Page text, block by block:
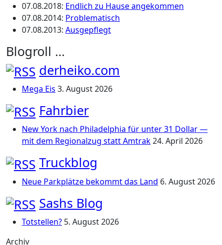
07.08.2018: Endlich zu Hause angekommen
07.08.2014: Problematisch
07.08.2013: Ausgepflegt
Blogroll …
derheiko.com
Mega Eis 3. August 2026
Fahrbier
New York nach Philadelphia für unter 31 Dollar —
mit dem Regionalzug statt Amtrak24. April 2026
Truckblog
Neue Parkplätze bekommt das Land 6. August 2026
Sashs Blog
Totstellen? 5. August 2026
Archiv